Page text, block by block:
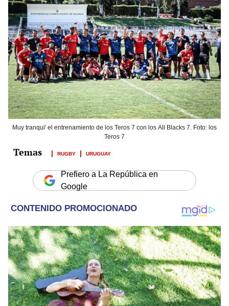
Muy tranqui' el entrenamiento de los Teros 7 con los All Blacks 7. Foto: los
Teros 7
RUGBY URUGUAY
Prefiero a La República en
Google